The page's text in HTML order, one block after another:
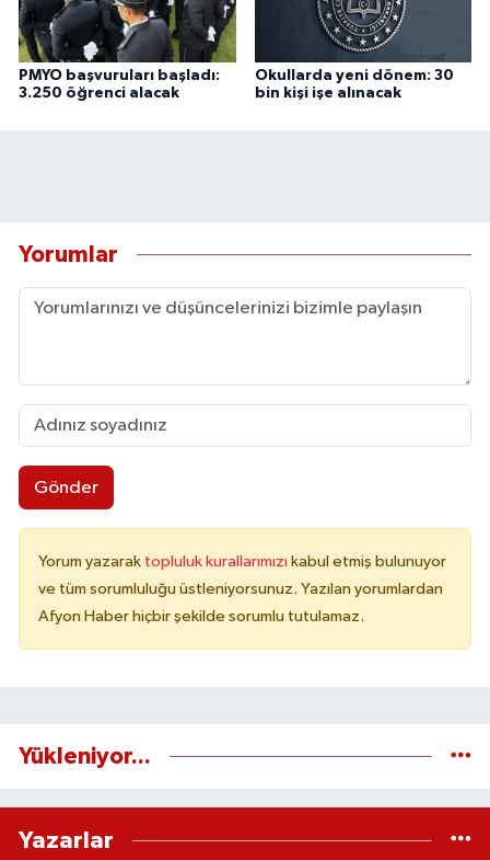
PMYO başvuruları başladı:
3.250 öğrenci alacak
Okullarda yeni dönem: 30
bin kişi işe alınacak
Yorumlar
Gönder
Yorum yazarak topluluk kurallarımızı kabul etmiş bulunuyor
ve tüm sorumluluğu üstleniyorsunuz. Yazılan yorumlardan
Afyon Haber hiçbir şekilde sorumlu tutulamaz.
Yükleniyor...
Yazarlar